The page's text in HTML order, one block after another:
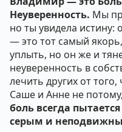
Неуверенность. Мы
но ты увидела
— это тот самый
уплыть, но он же и
неуверенность в
лечить других от
Саше и Анне не
боль всегда
серым и